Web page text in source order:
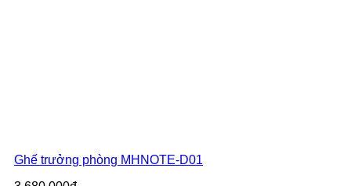
Ghế trưởng phòng MHNOTE-D01